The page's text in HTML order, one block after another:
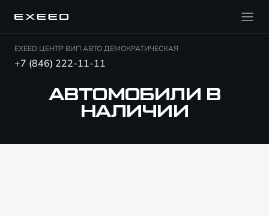
EXEED ЦЕНТР ВИП АВТО ДЕМОКРАТИЧЕСКАЯ
+7 (846) 222-11-11
АВТОМОБИЛИ В
НАЛИЧИИ